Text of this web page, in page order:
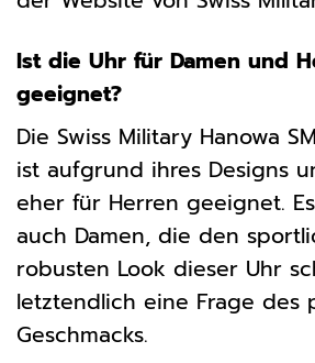
Ist die Uhr für Damen und
geeignet?
Die Swiss Military Hanowa
ist aufgrund ihres Designs
eher für Herren geeignet.
auch Damen, die den
robusten Look dieser Uhr
letztendlich eine Frage des
Geschmacks.